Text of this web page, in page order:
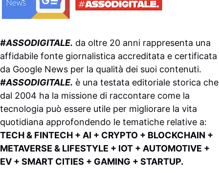
#ASSODIGITALE. da oltre 20 anni rappresenta una
affidabile fonte giornalistica accreditata e certificata
da Google News per la qualità dei suoi contenuti.
#ASSODIGITALE. è una testata editoriale storica che
dal 2004 ha la missione di raccontare come la
tecnologia può essere utile per migliorare la vita
quotidiana approfondendo le tematiche relative a:
TECH & FINTECH + AI + CRYPTO + BLOCKCHAIN +
METAVERSE & LIFESTYLE + IOT + AUTOMOTIVE +
EV + SMART CITIES + GAMING + STARTUP.